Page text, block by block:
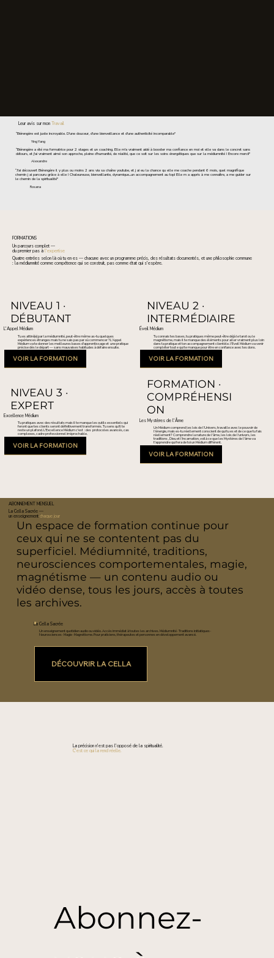
Leur avis sur monTravail
“Bérengère est juste incroyable. D'une douceur, d'une bienveillance et d'une authenticité incomparable"
Ying Yang
“Bérengère a été ma formatrice pour 2 stages et un coaching. Elle m'a vraiment aidé à booster ma confiance en moi et elle va dans le concret sans
détours, et j'ai vraiment aimé son approche, pleine d'humanité, de réalité, que ce soit sur les soins énergétiques que sur la médiumnité ! Encore merci!"
Alexandre
“J'ai découvert Bérengère il y plus ou moins 2 ans via sa chaîne youtube, et j ai eu la chance qu elle me coache pendant 6 mois, quel magnifique
chemin j ai parcouru grâce à elle ! Chaleureuse, bienveillante, dynamique...un accompagnement au top! Elle m a appris à me connaître, a me guider sur
le chemin de la spiritualité"
Rosana
FORMATIONS
Un parcours complet —
du premier pas à l'expertise
Quatre entrées selon là où tu en es — chacune avec un programme précis, des résultats documentés, et une philosophie commune
: la médiumnité comme compétence qui se construit, pas comme état qui s'espère.
NIVEAU 1 ·
DÉBUTANT
L'Appel Médium
Tu es attiré(e) par la médiumnité, peut-être même as-tu quelques
expériences étranges mais tu ne sais pas par où commencer ? L'Appel
Médium va te donner les meilleures bases d'apprentissage et une pratique
précise dès le départ — sans mauvaises habitudes à défaire ensuite.
VOIR LA FORMATION
NIVEAU 2 ·
INTERMÉDIAIRE
Éveil Médium
Tu connais tes bases, tu pratiques même peut-être déjà le tarot ou le
magnétisme, mais il te manque des éléments pour aller vraiment plus loin
dans ta pratique et ton accompagnement clientèle. l'Eveil Médium va venir
compléter tout e qui te manque pour être en confiance avec tes dons.
VOIR LA FORMATION
NIVEAU 3 ·
EXPERT
Excellence Médium
Tu pratiques avec des résultats mais il te manque les outils essentiels qui
feront que tes clients seront définitivement transformés. Tu sens qu'il te
reste un plafond. L'Excellence Médium c'est : des protocoles avancés, cas
complexes, cadre professionnel irréprochable.
VOIR LA FORMATION
FORMATION ·
COMPRÉHENSI
ON
Les Mystères de l'Âme
Un Médium comprend les lois de l'Univers, travaille avec le pouvoir de
l'énergie, mais es-tu réellement conscient de qui tu es et de ce que tu fais
réellement? Comprendre la nature de l'âme, les lois de l'univers, les
traditions , Dieu et l'incarnation, voilà ce que les Mystères de l'âme va
t'apprendre qui fera de toi un Médium différent.
VOIR LA FORMATION
ABONNEMENT MENSUEL
La Cella Sacrée —
un enseignementchaque jour
Un espace de formation continue pour
ceux qui ne se contentent pas du
superficiel. Médiumnité, traditions,
neurosciences comportementales, magie,
magnétisme — un contenu audio ou
vidéo dense, tous les jours, accès à toutes
les archives.
La Cella Sacrée
Un enseignement quotidien audio ou vidéo. Accès immédiat à toutes les archives. Médiumnité · Traditions initiatiques ·
Neurosciences · Magie · Magnétisme. Pour praticiens, thérapeutes et personnes en développement avancé.
DÉCOUVRIR LA CELLA
La précision n'est pas l'opposé de la spiritualité.
C'est ce qui la rend réelle.
Abonnez-